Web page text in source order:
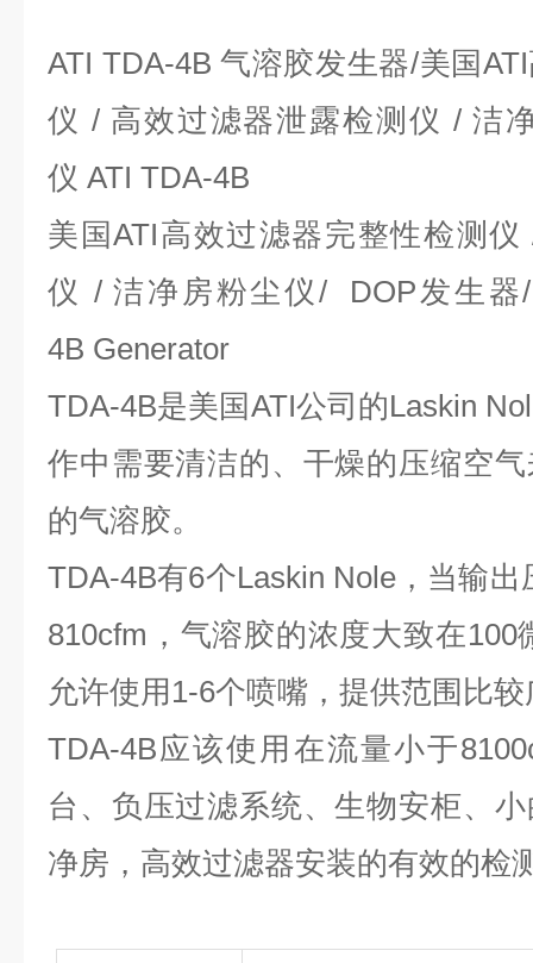
ATI TDA-4B气溶胶发生器/美国ATI
仪 / 高效过滤器泄露检测仪 / 洁
仪 ATI TDA-4B
美国ATI高效过滤器完整性检测仪
仪 /洁净房粉尘仪/ DOP发生器
4B Generator
TDA-4B是美国ATI公司的Laskin
作中需要清洁的、干燥的压缩空
的气溶胶。
TDA-4B有6个Laskin Nole，当输出
810cfm ，气溶胶的浓度大致在100
允许使用 1-6个喷嘴，提供范围比
TDA-4B应该使用在流量小于
台、负压过滤系统、生物安柜、
净房，高效过滤器安装的有效的检